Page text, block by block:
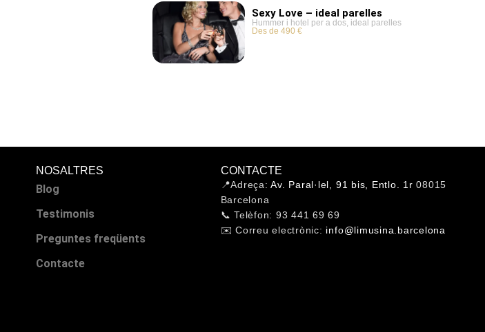
Sexy Love – ideal parelles
Hummer i hotel per a dos, ideal parelles
Des de 490 €
NOSALTRES
Blog
Testimonis
Preguntes freqüents
Contacte
CONTACTE
📍Adreça:Av. Paral·lel, 91 bis, Entlo. 1r 08015
Barcelona
📞 Telèfon: 93 441 69 69
✉️ Correu electrònic: info@limusina.barcelona